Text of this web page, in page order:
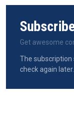
Get awesome
The subscription
check again later.